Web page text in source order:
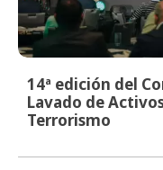
14ª edición del
Lavado de
Terrorismo